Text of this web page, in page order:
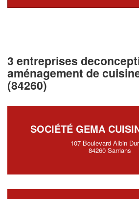
3 entreprises
aménagement de
(84260)
SOCIÉTÉ GEMA
107 Boulevard Albin
84260 Sarrians